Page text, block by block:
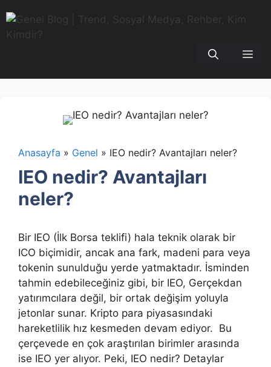
atla
Anasayfa » Genel » IEO nedir? Avantajları neler?
IEO nedir? Avantajları
neler?
Bir IEO (İlk Borsa teklifi) hala teknik olarak bir
ICO biçimidir, ancak ana fark, madeni para veya
tokenin sunulduğu yerde yatmaktadır. İsminden
tahmin edebileceğiniz gibi, bir IEO, Gerçekdan
yatırımcılara değil, bir ortak değişim yoluyla
jetonlar sunar. Kripto para piyasasındaki
hareketlilik hız kesmeden devam ediyor. Bu
çerçevede en çok araştırılan birimler arasında
ise IEO yer alıyor. Peki, IEO nedir? Detaylar